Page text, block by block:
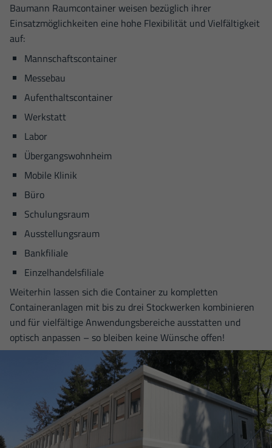
Baumann Raumcontainer weisen bezüglich ihrer
Einsatzmöglichkeiten eine hohe Flexibilität und Vielfältigkeit
auf:
Mannschaftscontainer
Messebau
Aufenthaltscontainer
Werkstatt
Labor
Übergangswohnheim
Mobile Klinik
Büro
Schulungsraum
Ausstellungsraum
Bankfiliale
Einzelhandelsfiliale
Weiterhin lassen sich die Container zu kompletten
Containeranlagen mit bis zu drei Stockwerken kombinieren
und für vielfältige Anwendungs­bereiche ausstatten und
optisch anpassen – so bleiben keine Wünsche offen!